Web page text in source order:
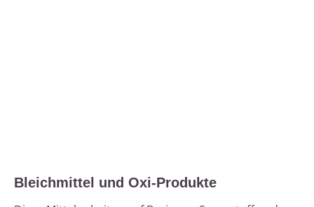
Bleichmittel und Oxi-Produkte